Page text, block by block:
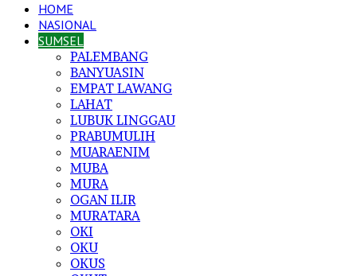
HOME
NASIONAL
SUMSEL
PALEMBANG
BANYUASIN
EMPAT LAWANG
LAHAT
LUBUK LINGGAU
PRABUMULIH
MUARAENIM
MUBA
MURA
OGAN ILIR
MURATARA
OKI
OKU
OKUS